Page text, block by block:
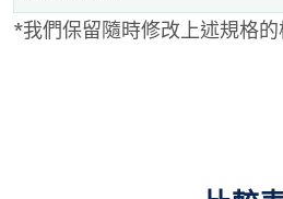
*我們保留隨時修改上述規格的